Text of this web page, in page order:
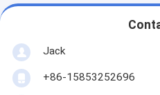
Jack
+86-15853252696